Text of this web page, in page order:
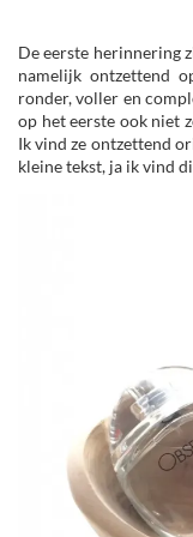
De eerste herinnering
namelijk ontzettend
ronder, voller en
op het eerste ook niet
Ik vind ze ontzettend
kleine tekst, ja ik vind